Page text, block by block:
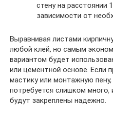
стену на расстоянии
зависимости от
Выравнивая листами
любой клей, но самым
вариантом будет
или цементной основе. Если
мастику или монтажную
потребуется слишком
будут закреплены надежно.